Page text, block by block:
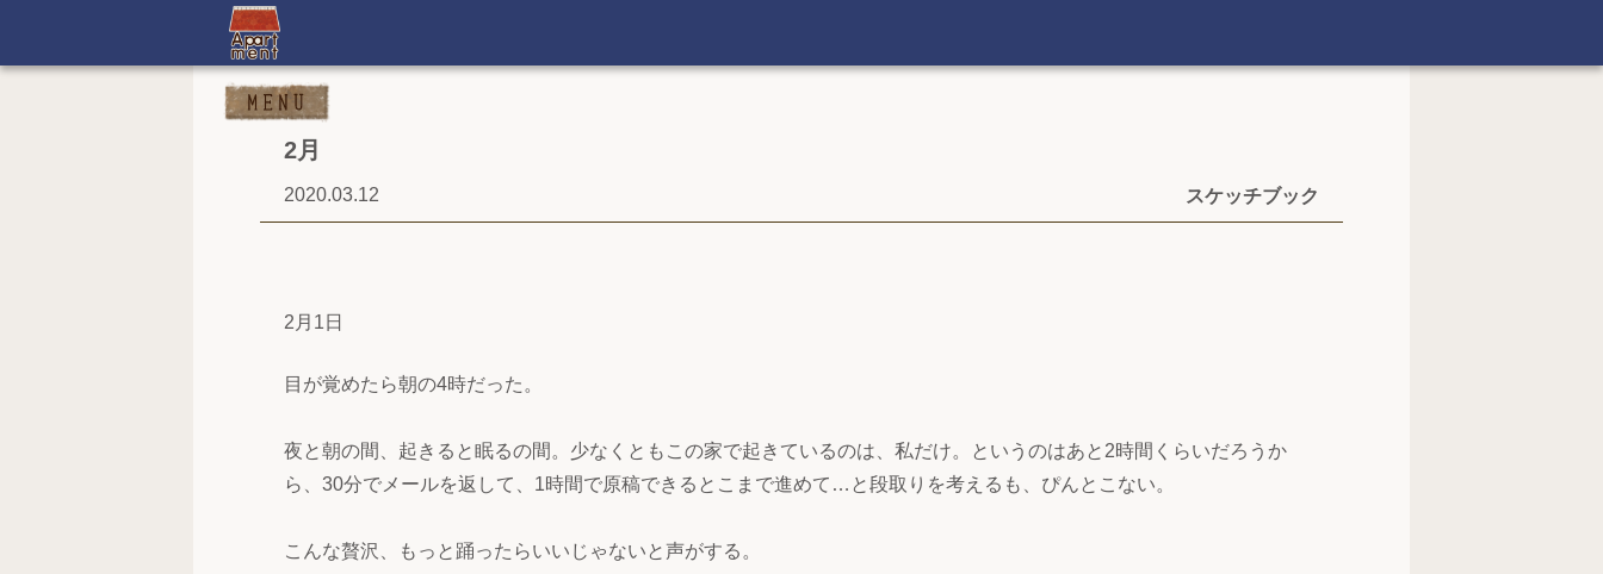
2月
2020.03.12 スケッチブック
2月1日
目が覚めたら朝の4時だった。
夜と朝の間、起きると眠るの間。少なくともこの家で起きているのは、私だけ。というのはあと2時間くらいだろうか
ら、30分でメールを返して、1時間で原稿できるとこまで進めて…と段取りを考えるも、ぴんとこない。
こんな贅沢、もっと踊ったらいいじゃないと声がする。